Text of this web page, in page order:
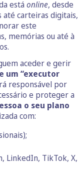
está online, desde
carteiras digitais,
este
memórias ou até à
aceder e gerir
um “executor
responsável por
e proteger a
o seu plano
com:
LinkedIn, TikTok, X,